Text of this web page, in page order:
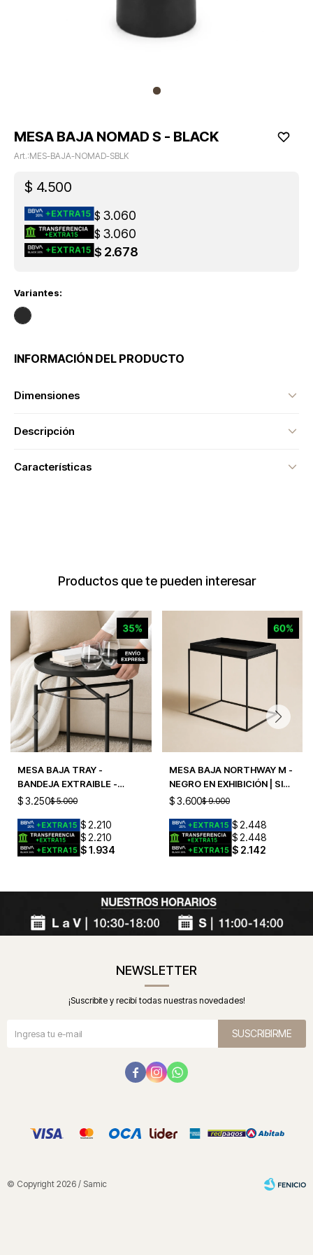
MESA BAJA NOMAD S - BLACK
MES-BAJA-NOMAD-SBLK
$ 4.500
$ 3.060
$ 3.060
$ 2.678
Variantes:
INFORMACIÓN DEL PRODUCTO
Dimensiones
Descripción
Características
Productos que te pueden interesar
MESA BAJA TRAY -
BANDEJA EXTRAIBLE -
CHICA - NEGRO
$3.250$ 5.000
$ 2.210
$ 2.210
$1.934
MESA BAJA NORTHWAY M -
NEGRO EN EXHIBICIÓN | SIN
CAMBIO
$ 3.600$ 9.000
$ 2.448
$ 2.448
$ 2.142
NEWSLETTER
¡Suscribite y recibí todas nuestras novedades!
SUSCRIBIRME
  
© Copyright 2026 / Samic